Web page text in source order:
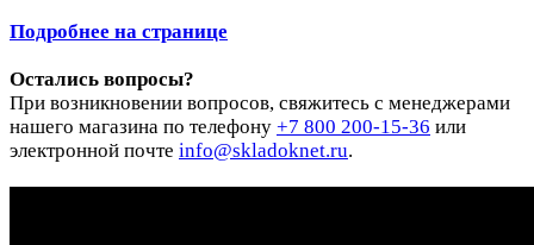
Подробнее на странице
Остались вопросы?
При возникновении вопросов, свяжитесь с менеджерами
нашего магазина по телефону +7 800 200-15-36 или
электронной почте info@skladoknet.ru.